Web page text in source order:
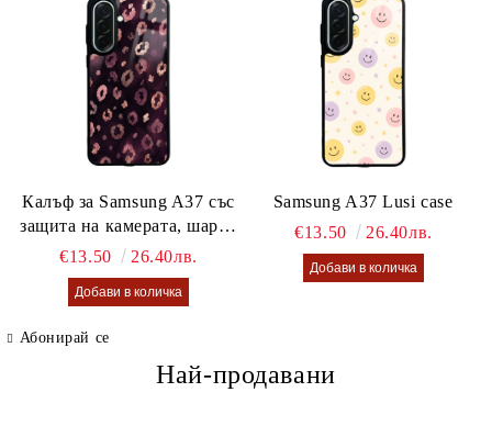
Калъф за Samsung A37 със
защита на камерата, шарен
калъф Lusi case
€13.50 26.40лв.
Samsung A37 Lusi case
€13.50
26.40лв.
Абонирай се
Най-продавани